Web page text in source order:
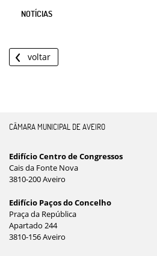
NOTÍCIAS
voltar
CÂMARA MUNICIPAL DE AVEIRO
Edifício Centro de Congressos
Cais da Fonte Nova
3810-200 Aveiro
Edifício Paços do Concelho
Praça da República
Apartado 244
3810-156 Aveiro